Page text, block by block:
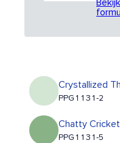
Crystallized
PPG1131-2
Chatty Cricket
PPG1131-5